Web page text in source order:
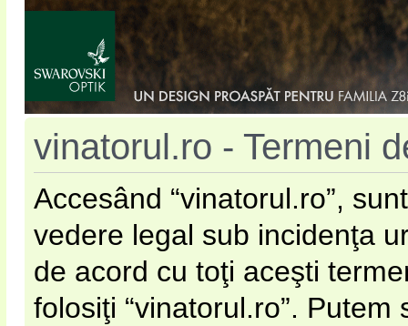
vinatorul.ro - Termeni
Accesând “vinatorul.ro”,
vedere legal sub incidenţa
de acord cu toţi aceşti
folosiţi “vinatorul.ro”.